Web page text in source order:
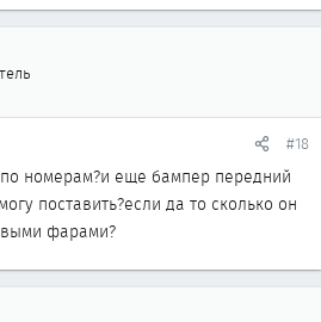
#18
номерам?и еще бампер передний
поставить?если да то сколько он
фарами?